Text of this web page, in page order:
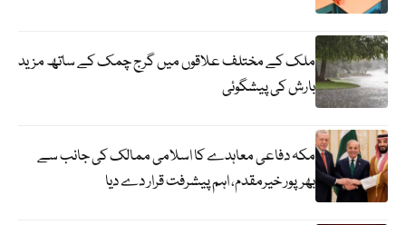
ملک کے مختلف علاقوں میں گرج چمک کے ساتھ مزید
بارش کی پیشگوئی
مکہ دفاعی معاہدے کا اسلامی ممالک کی جانب سے
بھرپور خیرمقدم، اہم پیشرفت قرار دے دیا